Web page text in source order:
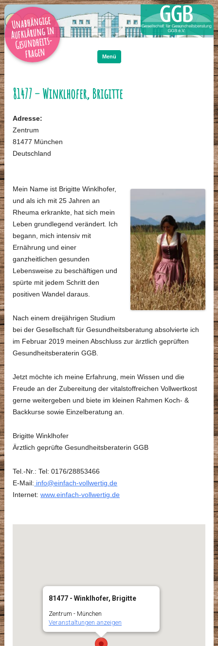
Unabhängige
Aufklärung in
Gesundheits-
fragen Menü
81477 – Winklhofer, Brigitte
Adresse:
Zentrum
81477 München
Deutschland
Mein Name ist Brigitte Winklhofer,
und als ich mit 25 Jahren an
Rheuma erkrankte, hat sich mein
Leben grundlegend verändert. Ich
begann, mich intensiv mit
Ernährung und einer
ganzheitlichen gesunden
Lebensweise zu beschäftigen und
spürte mit jedem Schritt den
positiven Wandel daraus.
Nach einem dreijährigen Studium
bei der Gesellschaft für Gesundheitsberatung absolvierte ich
im Februar 2019 meinen Abschluss zur ärztlich geprüften
Gesundheitsberaterin GGB.
Jetzt möchte ich meine Erfahrung, mein Wissen und die
Freude an der Zubereitung der vitalstoffreichen Vollwertkost
gerne weitergeben und biete im kleinen Rahmen Koch- &
Backkurse sowie Einzelberatung an.
Brigitte Winklhofer
Ärztlich geprüfte Gesundheitsberaterin GGB
Tel.-Nr.: Tel: 0176/28853466
E-Mail: info@einfach-vollwertig.de
Internet:www.einfach-vollwertig.de
81477 - Winklhofer, Brigitte
Zentrum - München
Veranstaltungen anzeigen